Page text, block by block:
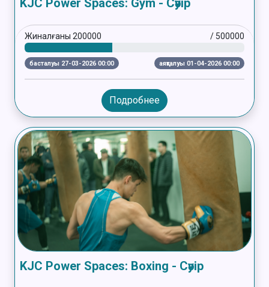
Жиналғаны 200000 / 500000
басталуы 27-03-2026 00:00 аяқталуы 01-04-2026 00:00
Подробнее
KJC Power Spaces: Boxing - Сәуір